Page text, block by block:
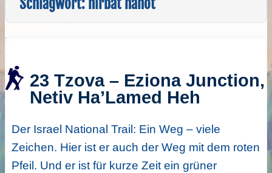
Schlagwort: hirbat hanot
23 Tzova – Eziona Junction,
Netiv Ha’Lamed Heh
Der Israel National Trail: Ein Weg – viele
Zeichen. Hier ist er auch der Weg mit dem roten
Pfeil. Und er ist für kurze Zeit ein grüner